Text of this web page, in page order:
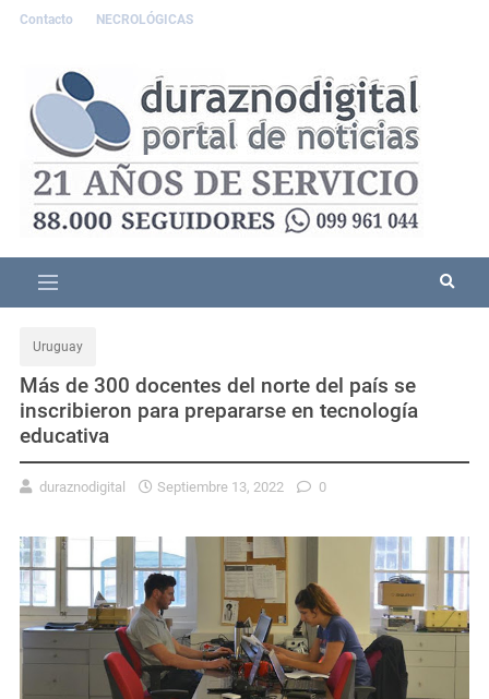
Contacto NECROLÓGICAS
Uruguay
Más de 300 docentes del norte del país se
inscribieron para prepararse en tecnología
educativa
duraznodigital Septiembre 13, 2022 0